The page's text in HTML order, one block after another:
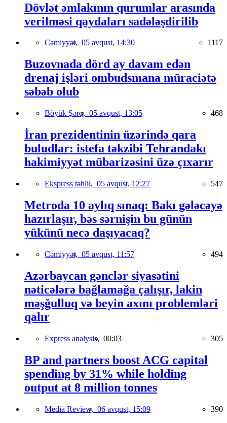
Dövlət əmlakının qurumlar arasında
verilməsi qaydaları sadələşdirilib
Cəmiyyət, 05 avqust, 14:30 1117
Buzovnada dörd ay davam edən
drenaj işləri ombudsmana müraciətə
səbəb olub
Böyük Şərq, 05 avqust, 13:05 468
İran prezidentinin üzərində qara
buludlar: istefa təkzibi Tehrandakı
hakimiyyət mübarizəsini üzə çıxarır
Ekspress təhlil, 05 avqust, 12:27 547
Metroda 10 aylıq sınaq: Bakı gələcəyə
hazırlaşır, bəs sərnişin bu günün
yükünü necə daşıyacaq?
Cəmiyyət, 05 avqust, 11:57 494
Azərbaycan gənclər siyasətini
nəticələrə bağlamağa çalışır, lakin
məşğulluq və beyin axını problemləri
qalır
Express analysis, 00:03 305
BP and partners boost ACG capital
spending by 31% while holding
output at 8 million tonnes
Media Review, 06 avqust, 15:09 390